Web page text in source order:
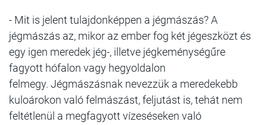
- Mit is jelent tulajdonképpen a jégmászás? A
jégmászás az, mikor az ember fog két jégeszközt és
egy igen meredek jég-, illetve jégkeménységűre
fagyott hófalon vagy hegyoldalon
felmegy. Jégmászásnak nevezzük a meredekebb
kuloárokon való felmászást, feljutást is, tehát nem
feltétlenül a megfagyott vízeséseken való